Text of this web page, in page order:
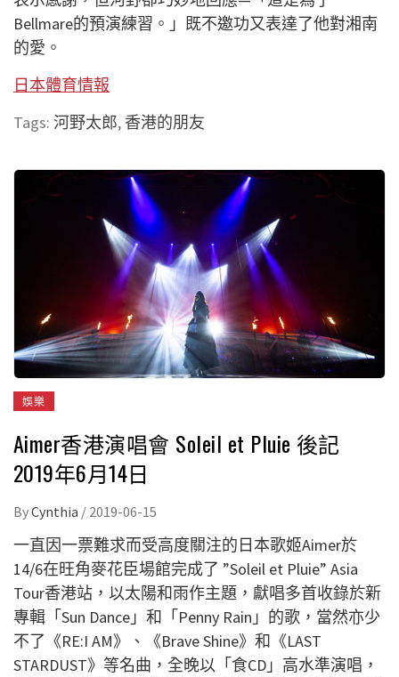
Bellmare的預演練習。」既不邀功又表達了他對湘南
的愛。
日本體育情報
Tags: 河野太郎, 香港的朋友
娛樂
Aimer香港演唱會 Soleil et Pluie 後記
2019年6月14日
ByCynthia / 2019-06-15
一直因一票難求而受高度關注的日本歌姬Aimer於
14/6在旺角麥花臣場館完成了 ”Soleil et Pluie” Asia
Tour香港站，以太陽和雨作主題，獻唱多首收錄於新
專輯「Sun Dance 」和「Penny Rain 」的歌，當然亦少
不了《RE:I AM》、《Brave Shine》和《LAST
STARDUST》等名曲，全晚以「食CD 」高水準演唱，